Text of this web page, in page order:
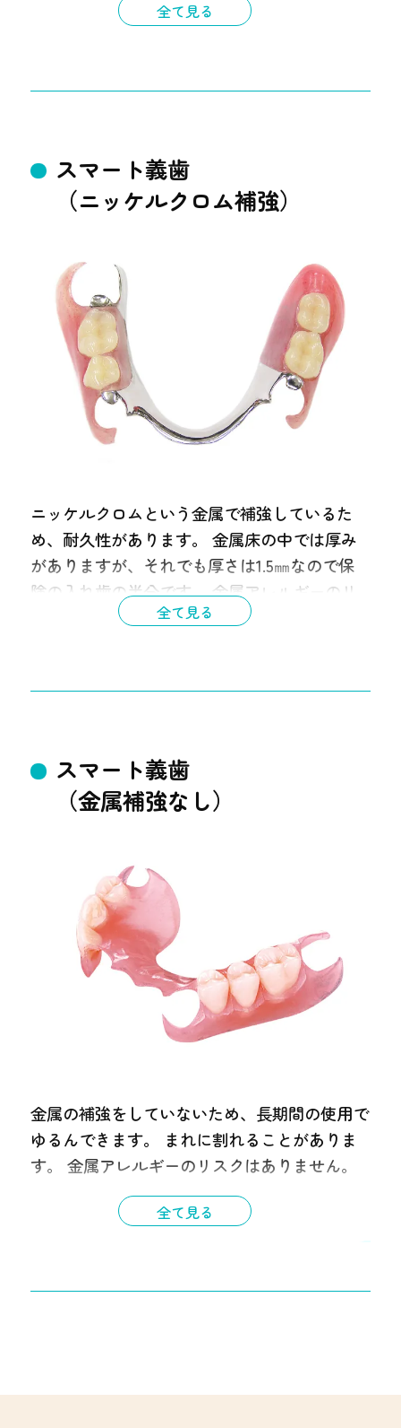
通院期間 １ヶ月半
全て見る
スマート義歯
（ニッケルクロム補強）
ニッケルクロムという金属で補強しているた
め、耐久性があります。 金属床の中では厚み
がありますが、それでも厚さは1.5㎜なので保
険の入れ歯の半分です。 金属アレルギーのリ
スクがあります。
通院期間
全て見る
スマート義歯
（金属補強なし）
金属の補強をしていないため、長期間の使用で
ゆるんできます。 まれに割れることがありま
す。 金属アレルギーのリスクはありません。
保証 ２年
全て見る